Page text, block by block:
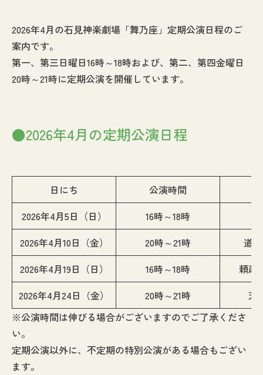
2026年4月の石見神楽劇場「舞乃座」定期公演日程のご
案内です。
第一、第三日曜日16時～18時および、第二、第四金曜日
20時～21時に定期公演を開催しています。
●2026年4月の定期公演日程
日にち 公演時間
2026年4月5日（日）
16時～18時
2026年4月10日（金）
20時～21時
道
2026年4月19日（日）
16時～18時
頼政
2026年4月24日（金）
20時～21時
天
※公演時間は伸びる場合がございますのでご了承くださ
い。
定期公演以外に、不定期の特別公演がある場合もござい
ます。